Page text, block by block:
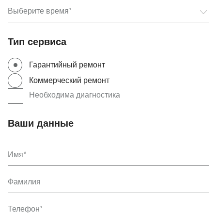
Выберите время
Выберите
Тип сервиса
Гарантийный ремонт
Коммерческий ремонт
Необходима диагностика
Ваши данные
Имя
Фамилия
Телефон